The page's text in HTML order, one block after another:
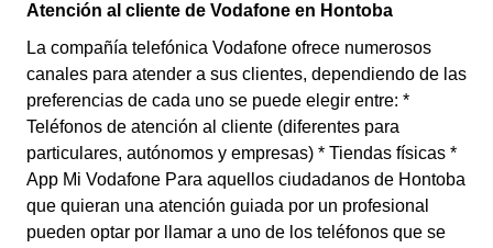
Atención al cliente de Vodafone en Hontoba
La compañía telefónica Vodafone ofrece numerosos
canales para atender a sus clientes, dependiendo de las
preferencias de cada uno se puede elegir entre: *
Teléfonos de atención al cliente (diferentes para
particulares, autónomos y empresas) * Tiendas físicas *
App Mi Vodafone Para aquellos ciudadanos de Hontoba
que quieran una atención guiada por un profesional
pueden optar por llamar a uno de los teléfonos que se